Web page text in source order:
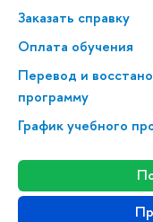
Заказать справку
Оплата обучения
Перевод и
программу
График учебного